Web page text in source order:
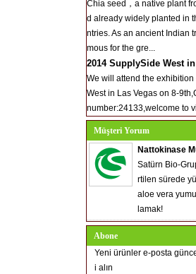
Chia seed，a native plant
d already widely planted in
ntries. As an ancient Indian
mous for the gre...
2014 SupplySide West
We will attend the
West in Las Vegas on 8-
number:24133,welcome to
Müşteri Yorum
Nattokinase
Satürn Bio-
rtilen sürede
aloe vera
lamak!
Abone
Yeni ürünler e-posta
i alın